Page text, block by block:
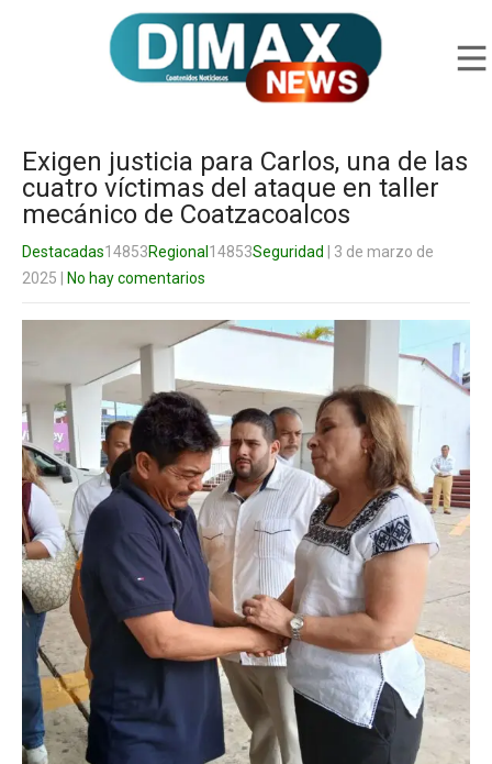
Exigen justicia para Carlos, una de las
cuatro víctimas del ataque en taller
mecánico de Coatzacoalcos
Destacadas14853Regional 14853Seguridad
| 3 de marzo de
2025
No hay comentarios